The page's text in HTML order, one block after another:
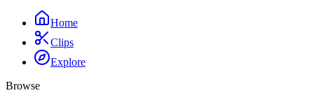
Home
Clips
Explore
Browse